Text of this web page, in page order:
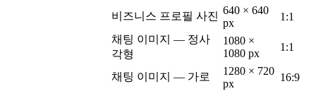
비즈니스 프로필 사진 640 × 640
px
1:1
채팅 이미지 — 정사
각형
1080 ×
1080 px
1:1
채팅 이미지 — 가로
1280 × 720
px
16:9